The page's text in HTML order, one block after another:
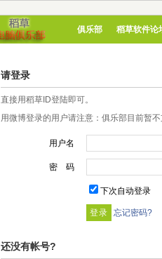
俱乐部 稻草软件论
请登录
直接用稻草ID登陆即可。
用微博登录的用户请注意：俱乐部目前暂
用户名
密 码
下次自动登录
忘记密码?
还没有帐号?